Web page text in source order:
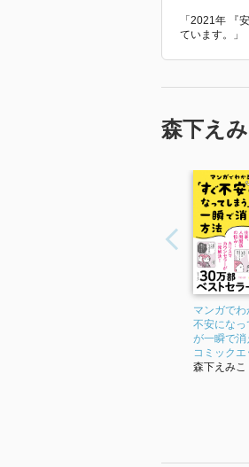
「2021年 『
ています。」
森下え
マンガで
不安になっ
が一瞬で消
コミックエ
森下えみこ